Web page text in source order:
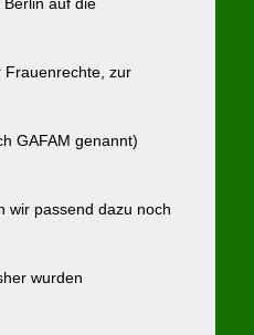
Frauenrechte, zur
GAFAM genannt)
wir passend dazu noch
wurden